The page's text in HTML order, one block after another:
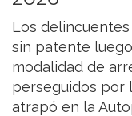
Los
sin patente
modalidad de
perseguidos por
atrapó en la